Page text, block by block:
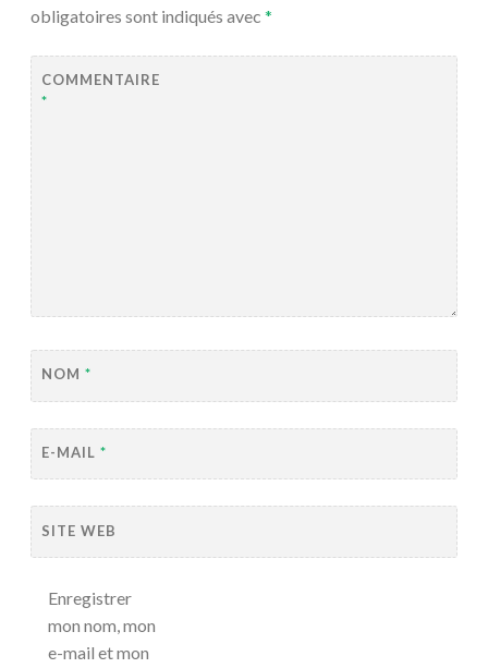
obligatoires sont indiqués avec *
COMMENTAIRE
*
NOM *
E-MAIL *
SITE WEB
Enregistrer
mon nom, mon
e-mail et mon